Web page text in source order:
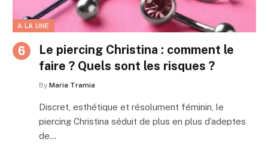
A LA UNE
Le piercing Christina : comment le
faire ? Quels sont les risques ?
By Maria Tramia
Discret, esthétique et résolument féminin, le
piercing Christina séduit de plus en plus d’adeptes
de…